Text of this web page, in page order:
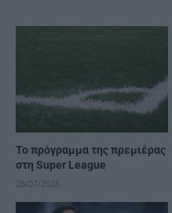
Το πρόγραμμα της πρεμιέρας
στη Super League
28/07/2026